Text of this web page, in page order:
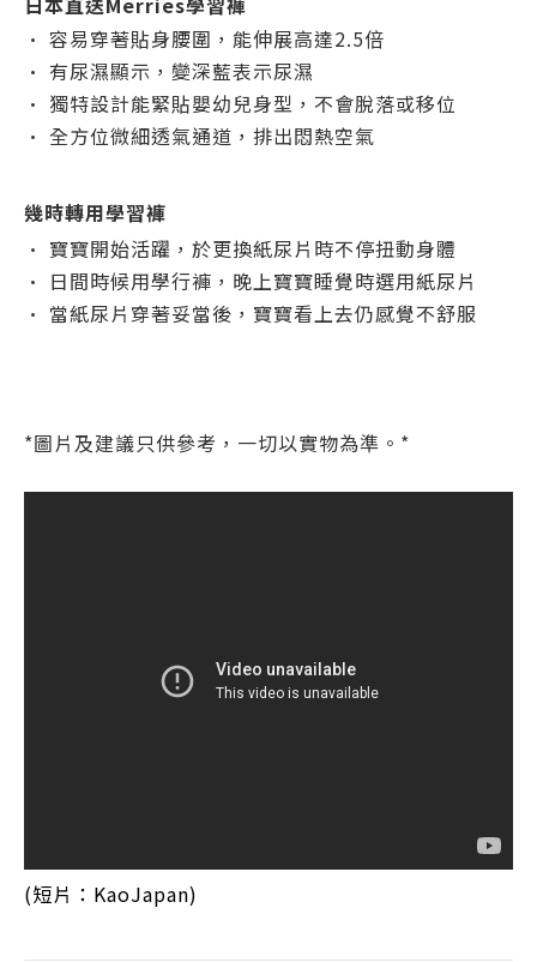
• 容易穿著貼身腰圍，能伸展高達2.5倍
• 有尿濕顯示，變深藍表示尿濕
• 獨特設計能緊貼嬰幼兒身型，不會脫落或移位
• 全方位微細透氣通道，排出悶熱空氣
幾時轉用學習褲
• 寶寶開始活躍，於更換紙尿片時不停扭動身體
• 日間時候用學行褲，晚上寶寶睡覺時選用紙尿片
• 當紙尿片穿著妥當後，寶寶看上去仍感覺不舒服
*圖片及建議只供參考，一切以實物為準。*
(短片：KaoJapan)